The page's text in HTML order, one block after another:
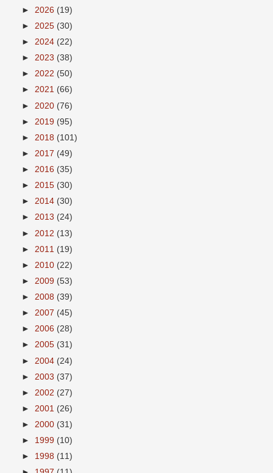
► 2026 (19)
► 2025 (30)
► 2024 (22)
► 2023 (38)
► 2022 (50)
► 2021 (66)
► 2020 (76)
► 2019 (95)
► 2018 (101)
► 2017 (49)
► 2016 (35)
► 2015 (30)
► 2014 (30)
► 2013 (24)
► 2012 (13)
► 2011 (19)
► 2010 (22)
► 2009 (53)
► 2008 (39)
► 2007 (45)
► 2006 (28)
► 2005 (31)
► 2004 (24)
► 2003 (37)
► 2002 (27)
► 2001 (26)
► 2000 (31)
► 1999 (10)
► 1998 (11)